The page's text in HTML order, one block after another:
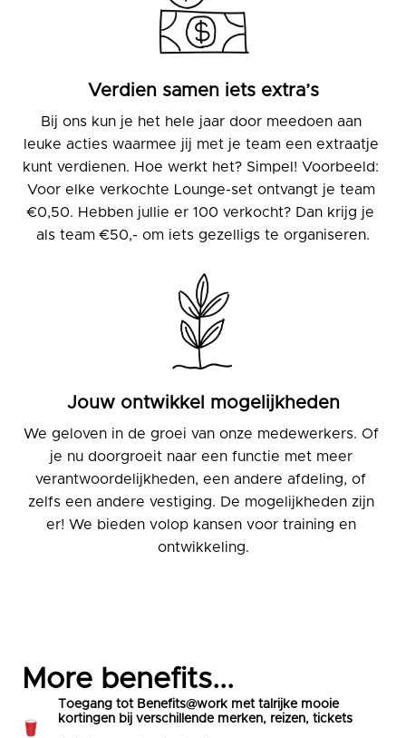
Verdien samen iets extra’s
Bij ons kun je het hele jaar door meedoen aan
leuke acties waarmee jij met je team een extraatje
kunt verdienen. Hoe werkt het? Simpel! Voorbeeld:
Voor elke verkochte Lounge-set ontvangt je team
€0,50. Hebben jullie er 100 verkocht? Dan krijg je
Jouw ontwikkel mogelijkheden
We geloven in de groei van onze medewerkers. Of
je nu doorgroeit naar een functie met meer
verantwoordelijkheden, een andere afdeling, of
zelfs een andere vestiging. De mogelijkheden zijn
er! We bieden volop kansen voor training en
ontwikkeling.
More benefits...
Toegang tot Benefits@work met talrijke mooie
kortingen bij verschillende merken, reizen, tickets